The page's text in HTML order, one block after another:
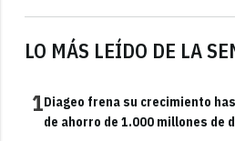
LO MÁS LEÍDO DE LA
1Diageo frena su crecimiento
de ahorro de 1.000 millones de